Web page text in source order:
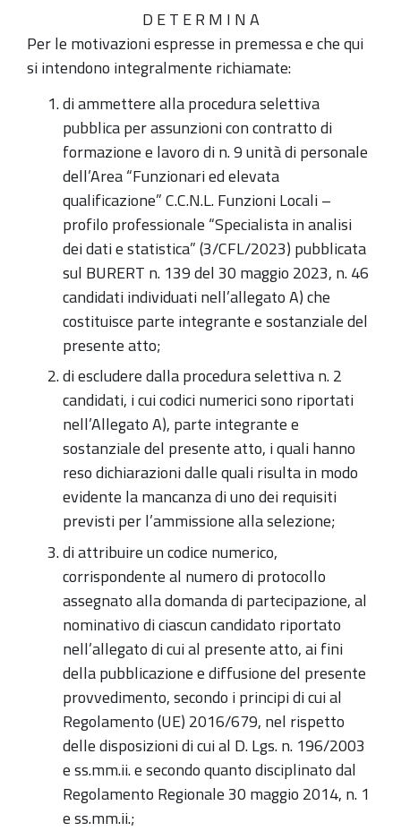
D E T E R M I N A
Per le motivazioni espresse in premessa e che qui
si intendono integralmente richiamate:
di ammettere alla procedura selettiva
pubblica per assunzioni con contratto di
formazione e lavoro di n. 9 unità di personale
dell’Area “Funzionari ed elevata
qualificazione” C.C.N.L. Funzioni Locali –
profilo professionale “Specialista in analisi
dei dati e statistica” (3/CFL/2023) pubblicata
sul BURERT n. 139 del 30 maggio 2023, n. 46
candidati individuati nell’allegato A) che
costituisce parte integrante e sostanziale del
presente atto;
di escludere dalla procedura selettiva n. 2
candidati, i cui codici numerici sono riportati
nell’Allegato A), parte integrante e
sostanziale del presente atto, i quali hanno
reso dichiarazioni dalle quali risulta in modo
evidente la mancanza di uno dei requisiti
previsti per l’ammissione alla selezione;
di attribuire un codice numerico,
corrispondente al numero di protocollo
assegnato alla domanda di partecipazione, al
nominativo di ciascun candidato riportato
nell’allegato di cui al presente atto, ai fini
della pubblicazione e diffusione del presente
provvedimento, secondo i principi di cui al
Regolamento (UE) 2016/679, nel rispetto
delle disposizioni di cui al D. Lgs. n. 196/2003
e ss.mm.ii. e secondo quanto disciplinato dal
Regolamento Regionale 30 maggio 2014, n. 1
e ss.mm.ii.;